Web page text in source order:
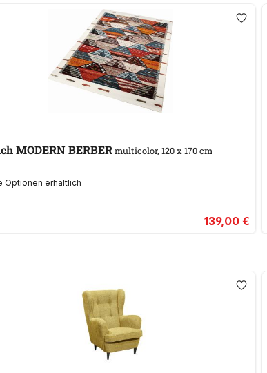
MODERN BERBERmulticolor, 120 x 170 cm
Optionen erhältlich
139,00 €